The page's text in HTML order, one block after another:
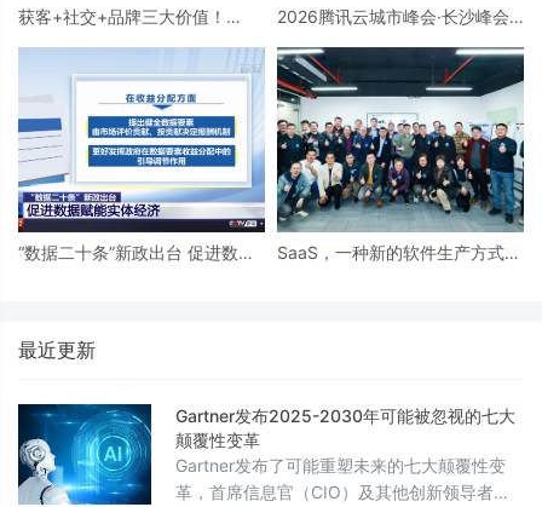
获客+社交+品牌三大价值！
2026腾讯云城市峰会·长沙峰会
“数据二十条”新政出台 促进数据
SaaS，一种新的软件生产方式从
最近更新
Gartner发布2025-2030年可能被忽视的七大
颠覆性变革
Gartner发布了可能重塑未来的七大颠覆性变
革，首席信息官（CIO）及其他创新领导者可